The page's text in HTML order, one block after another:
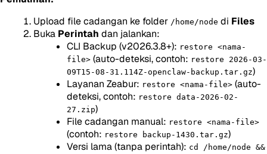
Upload file cadangan ke folder /home/node di Files
Buka Perintah dan jalankan:
CLI Backup (v2026.3.8+): restore <nama-
file> (auto-deteksi, contoh: restore 2026-03-
09T15-08-31.114Z-openclaw-backup.tar.gz)
Layanan Zeabur: restore <nama-file> (auto-
deteksi, contoh: restore data-2026-02-
27.zip)
File cadangan manual: restore <nama-file>
(contoh: restore backup-1430.tar.gz)
Versi lama (tanpa perintah): cd /home/node &&